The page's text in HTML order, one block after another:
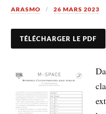
ARASMO 26 MARS 2023
TÉLÉCHARGER LE PDF